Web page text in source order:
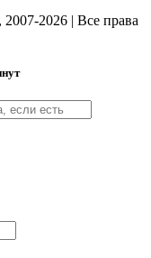
2026 | Все права